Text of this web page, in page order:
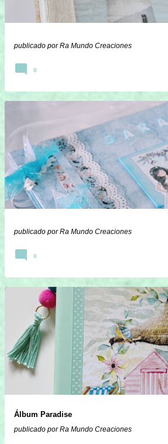
publicado porRa Mundo Creaciones
0
publicado porRa Mundo Creaciones
0
Álbum Paradise
publicado porRa Mundo Creaciones